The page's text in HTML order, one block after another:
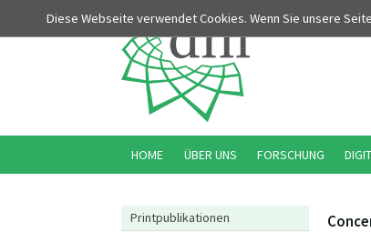
Diese Webseite verwendet Cookies. Wenn Sie unsere
Printpublikationen
HOME ÜBER UNS FORSCHUNG